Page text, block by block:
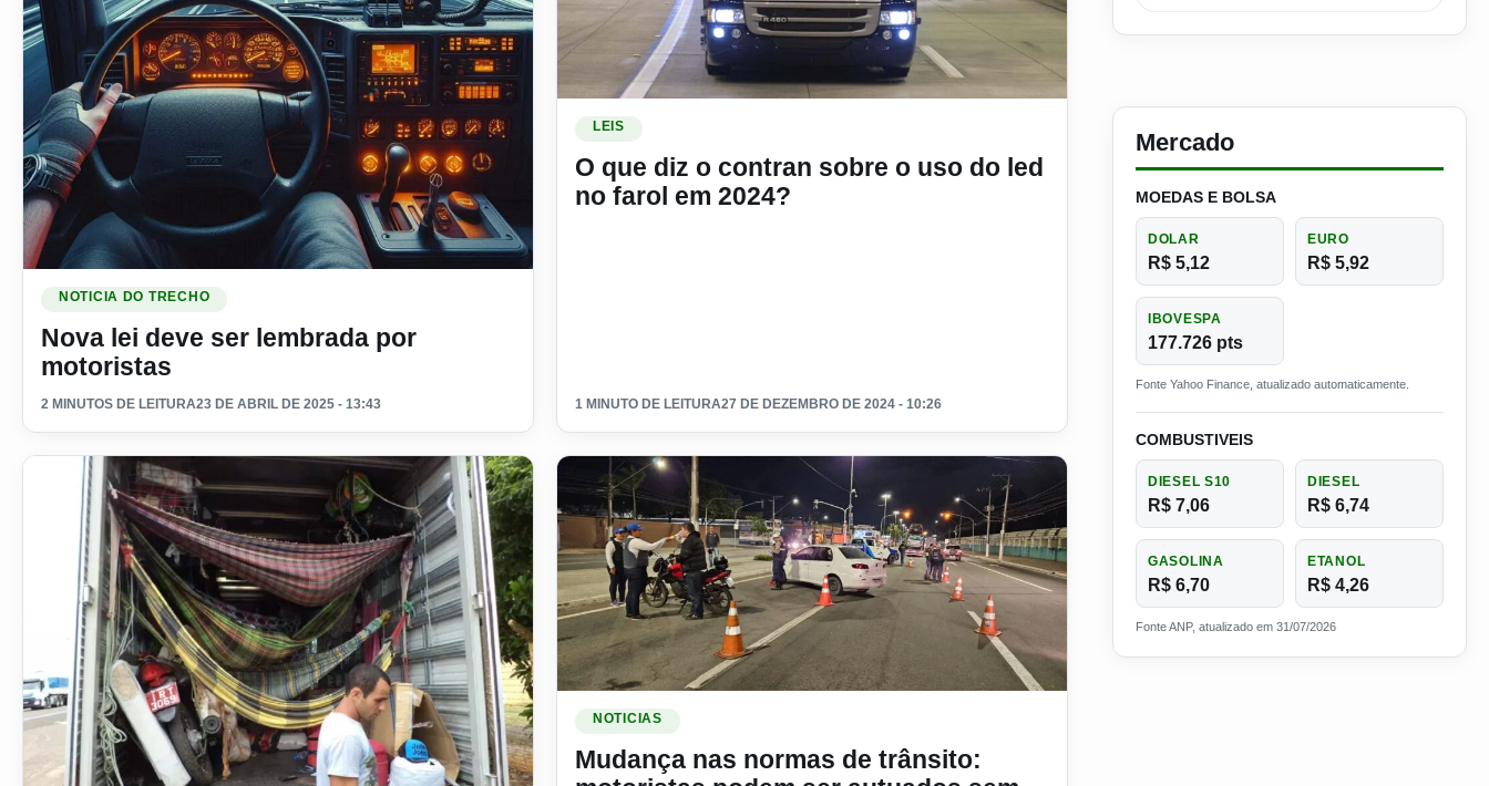
NOTICIA DO TRECHO
Nova lei deve ser lembrada por
motoristas
2 MINUTOS DE LEITURA23 DE ABRIL DE 2025 - 13:43
LEIS
O que diz o contran sobre o uso do led
no farol em 2024?
1 MINUTO DE LEITURA27 DE DEZEMBRO DE 2024 - 10:26
NOTICIAS
Mudança nas normas de trânsito:
Mercado
MOEDAS E BOLSA
DOLAR
R$ 5,12
EURO
R$ 5,92
IBOVESPA
177.726 pts
Fonte Yahoo Finance, atualizado automaticamente.
COMBUSTIVEIS
DIESEL S10
R$ 7,06
DIESEL
R$ 6,74
GASOLINA
R$ 6,70
ETANOL
R$ 4,26
Fonte ANP, atualizado em 31/07/2026